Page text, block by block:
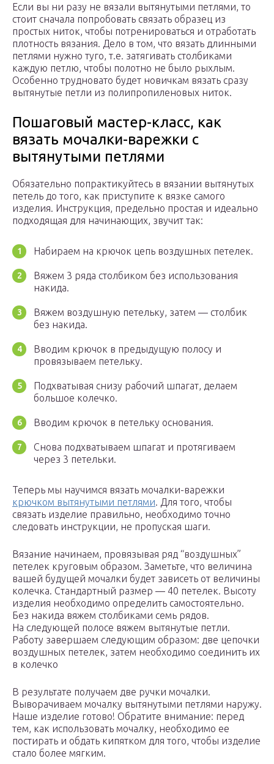
Если вы ни разу не вязали вытянутыми петлями, то
стоит сначала попробовать связать образец из
простых ниток, чтобы потренироваться и отработать
плотность вязания. Дело в том, что вязать длинными
петлями нужно туго, т.е. затягивать столбиками
каждую петлю, чтобы полотно не было рыхлым.
Особенно трудновато будет новичкам вязать сразу
вытянутые петли из полипропиленовых ниток.
Пошаговый мастер-класс, как
вязать мочалки-варежки с
вытянутыми петлями
Обязательно попрактикуйтесь в вязании вытянутых
петель до того, как приступите к вязке самого
изделия. Инструкция, предельно простая и идеально
подходящая для начинающих, звучит так:
Набираем на крючок цепь воздушных петелек.
Вяжем 3 ряда столбиком без использования
накида.
Вяжем воздушную петельку, затем — столбик
без накида.
Вводим крючок в предыдущую полосу и
провязываем петельку.
Подхватывая снизу рабочий шпагат, делаем
большое колечко.
Вводим крючок в петельку основания.
Снова подхватываем шпагат и протягиваем
через 3 петельки.
Теперь мы научимся вязать мочалки-варежки
крючком вытянутыми петлями. Для того, чтобы
связать изделие правильно, необходимо точно
следовать инструкции, не пропуская шаги.
Вязание начинаем, провязывая ряд “воздушных”
петелек круговым образом. Заметьте, что величина
вашей будущей мочалки будет зависеть от величины
колечка. Стандартный размер — 40 петелек. Высоту
изделия необходимо определить самостоятельно.
Без накида вяжем столбиками семь рядов.
На следующей полосе вяжем вытянутые петли.
Работу завершаем следующим образом: две цепочки
воздушных петелек, затем необходимо соединить их
в колечко
В результате получаем две ручки мочалки.
Выворачиваем мочалку вытянутыми петлями наружу.
Наше изделие готово! Обратите внимание: перед
тем, как использовать мочалку, необходимо ее
постирать и обдать кипятком для того, чтобы изделие
стало более мягким.